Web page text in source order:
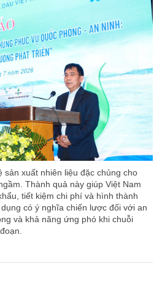
sản xuất nhiên liệu đặc chủng cho
Thành quả này giúp Việt Nam
tiết kiệm chi phí và hình thành
có ý nghĩa chiến lược đối với an
và khả năng ứng phó khi chuỗi